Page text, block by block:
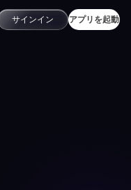
サインイン アプリを起動